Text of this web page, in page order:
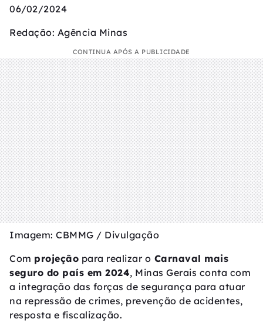
06/02/2024
Redação: Agência Minas
CONTINUA APÓS A PUBLICIDADE
Imagem: CBMMG / Divulgação
Com projeção para realizar o Carnaval mais
seguro do país em 2024, Minas Gerais conta com
a integração das forças de segurança para atuar
na repressão de crimes, prevenção de acidentes,
resposta e fiscalização.